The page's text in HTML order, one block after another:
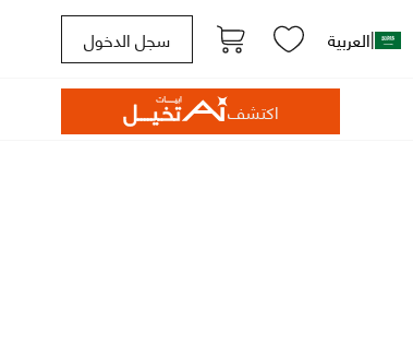
|العربية سجل الدخول
اكتشف